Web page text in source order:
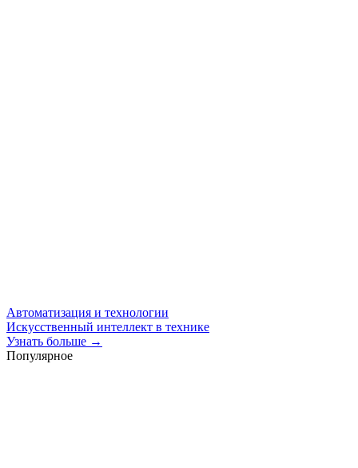
Автоматизация и технологии
Искусственный интеллект в технике
Узнать больше →
Популярное